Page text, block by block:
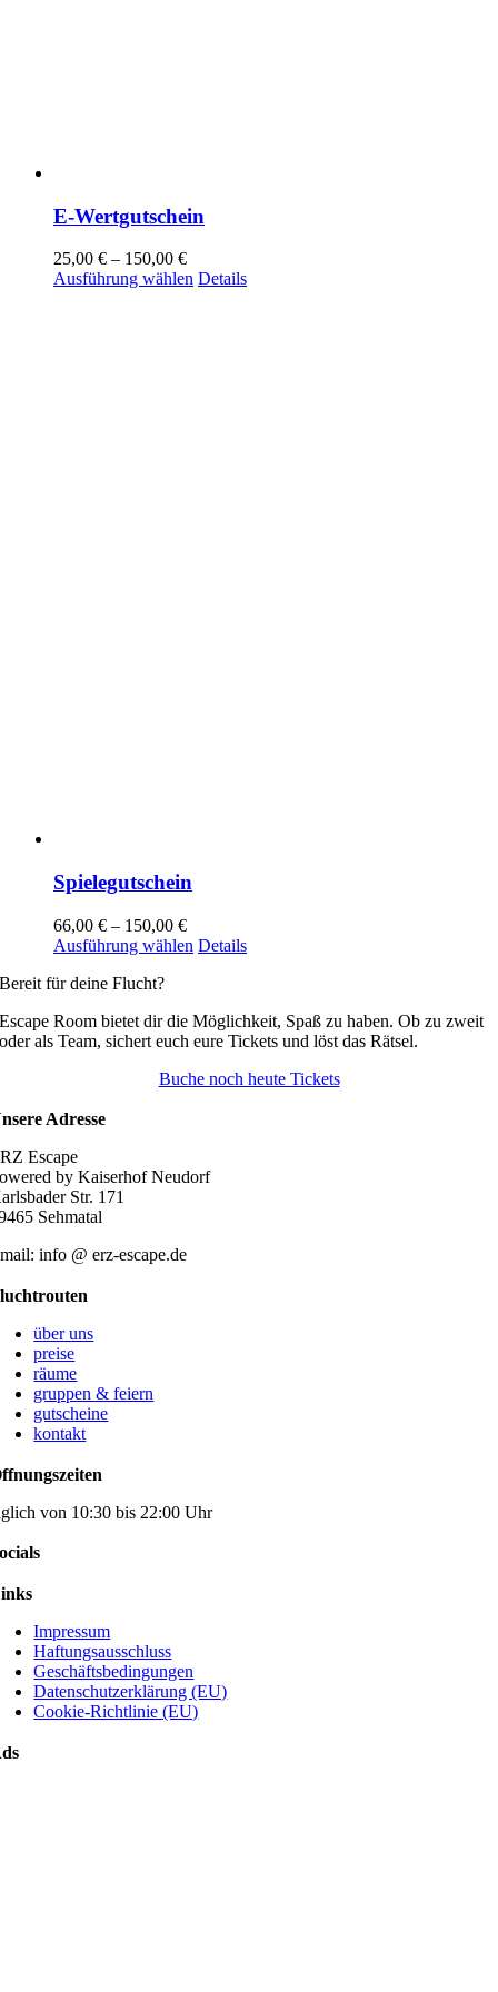
E-Wertgutschein
25,00 € – 150,00 €
Ausführung wählen Dieses
Details
Spielegutschein
66,00 € – 150,00 €
Ausführung wählen Dieses
Varianten
auf.
Optionen
gewählt
Details
Bereit für deine Flucht?
Escape Room bietet dir die Möglichkeit, Spaß zu haben. Ob zu zweit
oder als Team, sichert euch eure Tickets und löst das Rätsel.
Buche noch heute Tickets
Adresse
Escape
by Kaiserhof Neudorf
Str. 171
Sehmatal
info @ erz-escape.de
über uns
preise
räume
gruppen & feiern
gutscheine
kontakt
von 10:30 bis 22:00 Uhr
Impressum
Haftungsausschluss
Geschäftsbedingungen
Datenschutzerklärung (EU)
Cookie-Richtlinie (EU)